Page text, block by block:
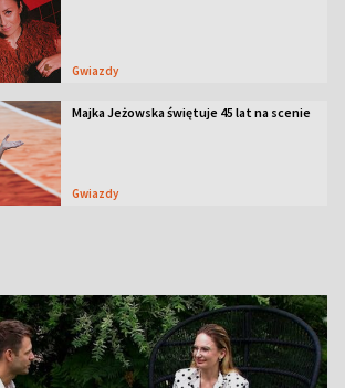
Gwiazdy
Majka Jeżowska świętuje 45 lat na scenie
Gwiazdy